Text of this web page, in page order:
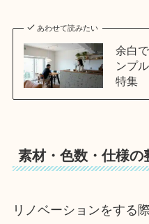
あわせて読みたい
余白
ンプ
特集
素材・色数・仕様の
リノベーションをする